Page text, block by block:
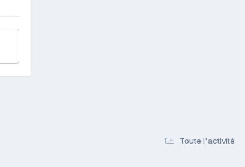
Toute l'activité